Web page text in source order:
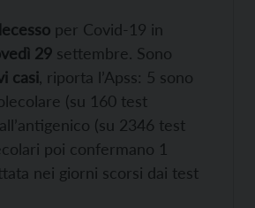
per Covid-19 in
29 settembre. Sono
casi , riporta l’Apss: 5 sono
(su 160 test
(su 2346 test
poi confermano 1
nei giorni scorsi dai test